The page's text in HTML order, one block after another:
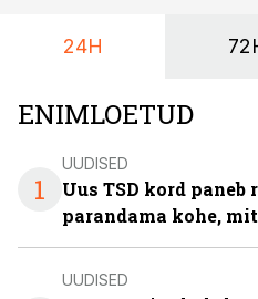
24H
ENIMLOETUD
1
UUDISED
Uus TSD kord
parandama kohe,
UUDISED